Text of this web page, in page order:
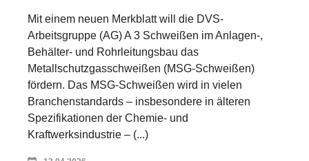
Mit einem neuen Merkblatt will die DVS-
Arbeitsgruppe (AG) A 3 Schweißen im Anlagen-,
Behälter- und Rohrleitungsbau das
Metallschutzgasschweißen (MSG-Schweißen)
fördern. Das MSG-Schweißen wird in vielen
Branchenstandards – insbesondere in älteren
Spezifikationen der Chemie- und
Kraftwerksindustrie – (...)